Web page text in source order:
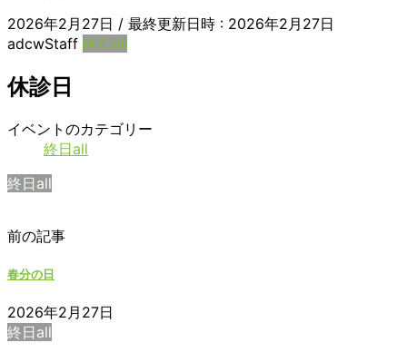
2026年2月27日 / 最終更新日時 : 2026年2月27日
adcwStaff 終日all
休診日
休
イベントのカテゴリー
終日all
終日all
前の記事
春分の日
2026年2月27日
終日all